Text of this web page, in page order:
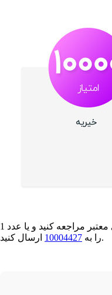
برای نصب آیگپ به سایت و مارکت‌های معتبر مراجعه کنید و یا عدد 1
را به 10004427 ارسال کنید.